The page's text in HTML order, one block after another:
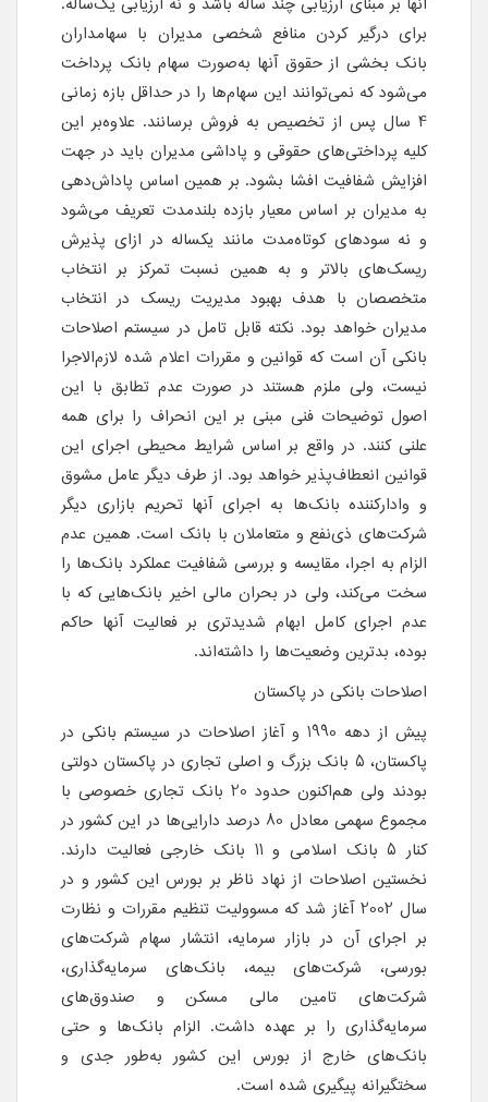
برای درگیر کردن منافع شخصی مدیران با سهامداران
بانک بخشی از حقوق آنها به‌صورت سهام بانک پرداخت
می‌شود که نمی‌توانند این سهام‌ها را در حداقل بازه زمانی
4 سال پس از تخصیص به فروش برسانند. علاوه‌بر این
کلیه پرداختی‌های حقوقی و پاداشی مدیران باید در جهت
افزایش شفافیت افشا بشود. بر همین اساس پاداش‌دهی
به مدیران بر اساس معیار بازده بلندمدت تعریف می‌شود
و نه سود‌های کوتاه‌مدت مانند یکساله در ازای پذیرش
ریسک‌های بالاتر و به همین نسبت تمرکز بر انتخاب
متخصصان با هدف بهبود مدیریت ریسک در انتخاب
مدیران خواهد بود. نکته قابل تامل در سیستم اصلاحات
بانکی آن است که قوانین و مقررات اعلام شده لازم‌الاجرا
نیست، ولی ملزم هستند در صورت عدم تطابق با این
اصول توضیحات فنی مبنی بر این انحراف را برای همه
علنی کنند. در واقع بر اساس شرایط محیطی اجرای این
قوانین انعطاف‌پذیر خواهد بود. از طرف دیگر عامل مشوق
و وادارکننده بانک‌ها به اجرای آنها تحریم بازاری دیگر
شرکت‌های ذی‌نفع و متعاملان با بانک است. همین عدم
الزام به اجرا، مقایسه و بررسی شفافیت عملکرد بانک‌ها را
سخت می‌کند، ولی در بحران مالی اخیر بانک‌هایی که با
عدم اجرای کامل ابهام شدیدتری بر فعالیت آنها حاکم
بوده، بدترین وضعیت‌ها را داشته‌اند.
اصلاحات بانکی در پاکستان
پیش از دهه 1990 و آغاز اصلاحات در سیستم بانکی در
پاکستان، 5 بانک بزرگ و اصلی تجاری در پاکستان دولتی
بودند ولی هم‌اکنون حدود 20 بانک تجاری خصوصی با
مجموع سهمی معادل 80 درصد دارایی‌ها در این کشور در
کنار 5 بانک اسلامی و 11 بانک خارجی فعالیت دارند.
نخستین اصلاحات از نهاد ناظر بر بورس این کشور و در
سال 2002 آغاز شد که مسوولیت تنظیم مقررات و نظارت
بر اجرای آن در بازار سرمایه، انتشار سهام شرکت‌های
بورسی، شرکت‌های بیمه، بانک‌های سرمایه‌گذاری،
شرکت‌های تامین مالی مسکن و صندوق‌های
سرمایه‌گذاری را بر عهده داشت. الزام بانک‌ها و حتی
بانک‌های خارج از بورس این کشور به‌طور جدی و
سختگیرانه پیگیری شده است.